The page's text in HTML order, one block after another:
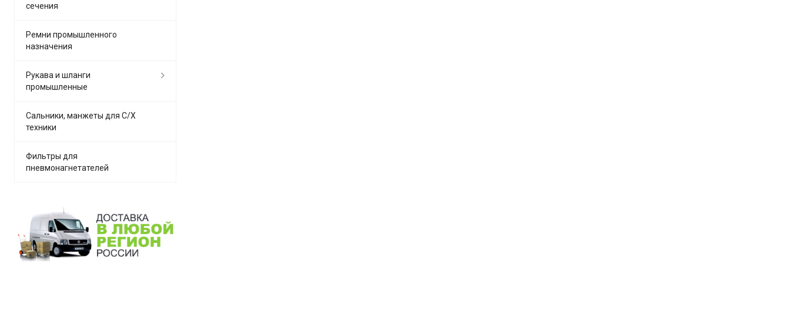
сечения
Ремни промышленного
назначения
Рукава и шланги
промышленные
Сальники, манжеты для С/Х
техники
Фильтры для
пневмонагнетателей